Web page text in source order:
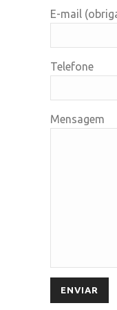
E-mail
Telefone
Mensagem